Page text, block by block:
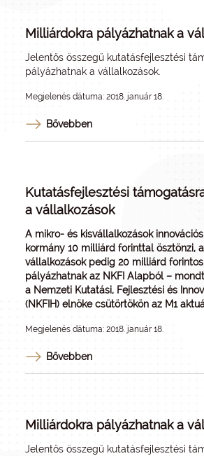
Milliárdokra pályázhatnak a
Jelentős összegű kutatásfejlesztési
pályázhatnak a vállalkozások.
Megjelenés dátuma: 2018. január 18.
Bővebben
Kutatásfejlesztési
a vállalkozások
A mikro- és kisvállalkozások
kormány 10 milliárd forinttal ösztönzi,
vállalkozások pedig 20 milliárd
pályázhatnak az NKFI Alapból –
a Nemzeti Kutatási, Fejlesztési és
(NKFIH) elnöke csütörtökön az M1
Megjelenés dátuma: 2018. január 18.
Bővebben
Milliárdokra pályázhatnak a
Jelentős összegű kutatásfejlesztési